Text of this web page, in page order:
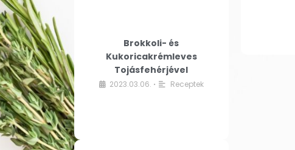
Brokkoli- és
Kukoricakrémleves
Tojásfehérjével
2023.03.06. • Receptek